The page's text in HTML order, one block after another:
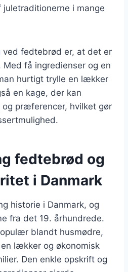
i mange
ved fedtebrød er, at det er
få ingredienser og en
hurtigt trylle en lækker
en kage, der kan
præferencer, hvilket gør
fedtebrød og
i Danmark
historie i Danmark, og
fra det 19. århundrede.
blandt husmødre,
lækker og økonomisk
Den enkle opskrift og